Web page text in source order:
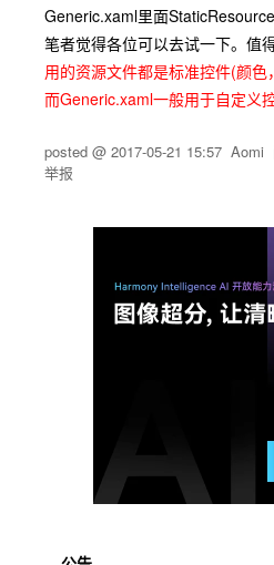
Generic.xaml里面
笔者觉得各位可以去试一下。值
用的资源文件都是标准控件(颜色
而Generic.xaml一般用于自定义
posted @ 2017-05-21 15:57 Aomi
举报